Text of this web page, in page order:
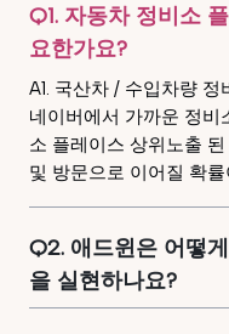
Q1. 자동차 정비소
요한가요?
A1. 국산차 / 수입차량 정
네이버에서 가까운 정비
소 플레이스 상위노출
및 방문으로 이어질 확
Q2. 애드윈은 어떻
을 실현하나요?